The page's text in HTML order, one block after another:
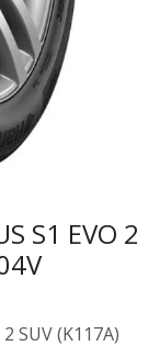
S1 EVO 2
SUV (K117A)